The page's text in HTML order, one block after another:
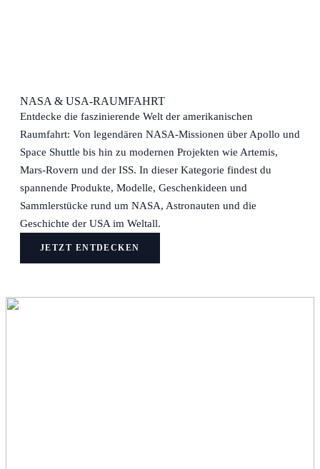
NASA & USA-RAUMFAHRT
Entdecke die faszinierende Welt der amerikanischen
Raumfahrt: Von legendären NASA-Missionen über Apollo und
Space Shuttle bis hin zu modernen Projekten wie Artemis,
Mars-Rovern und der ISS. In dieser Kategorie findest du
spannende Produkte, Modelle, Geschenkideen und
Sammlerstücke rund um NASA, Astronauten und die
Geschichte der USA im Weltall.
JETZT ENTDECKEN